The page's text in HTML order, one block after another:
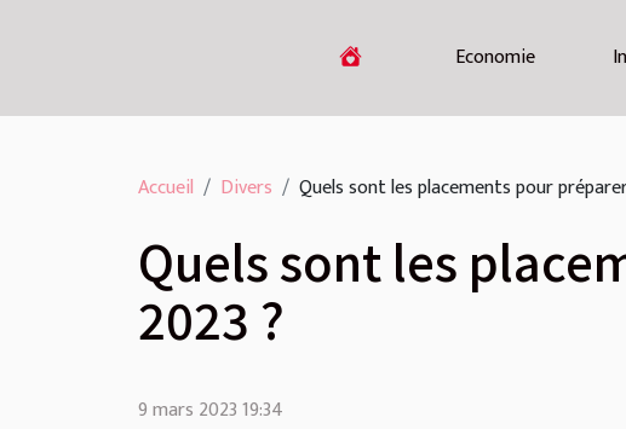
Economie
Accueil Divers Quels sont les placements pour
Quels sont les
2023 ?
9 mars 2023 19:34